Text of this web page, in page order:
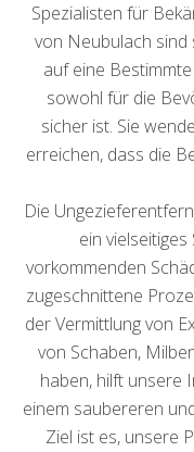
Spezialisten für
von Neubulach sind
auf eine
sowohl für die
sicher ist. Sie
erreichen, dass die
Die
ein
vorkommenden
zugeschnittene
der Vermittlung von
von Schaben,
haben, hilft unsere
einem saubereren
Ziel ist es, unsere